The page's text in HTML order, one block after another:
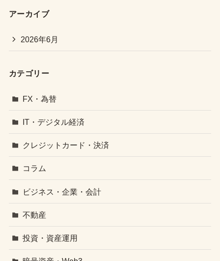
アーカイブ
2026年6月
カテゴリー
FX・為替
IT・デジタル経済
クレジットカード・決済
コラム
ビジネス・企業・会計
不動産
投資・資産運用